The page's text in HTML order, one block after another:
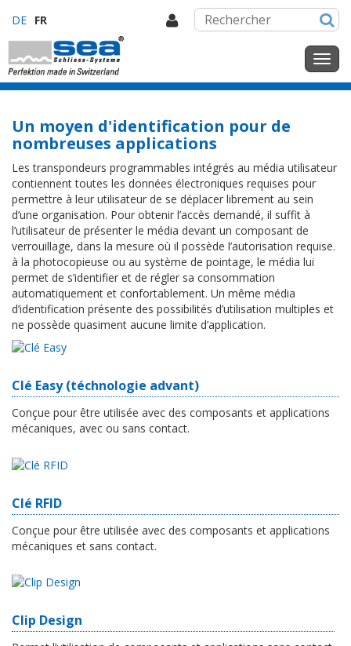
DE FR
Un moyen d'identification pour de
nombreuses applications
Les transpondeurs programmables intégrés au média utilisateur
contiennent toutes les données électroniques requises pour
permettre à leur utilisateur de se déplacer librement au sein
d’une organisation. Pour obtenir l’accès demandé, il suffit à
l’utilisateur de présenter le média devant un composant de
verrouillage, dans la mesure où il possède l’autorisation requise.
à la photocopieuse ou au système de pointage, le média lui
permet de s’identifier et de régler sa consommation
automatiquement et confortablement. Un même média
d’identification présente des possibilités d’utilisation multiples et
ne possède quasiment aucune limite d’application.
Clé Easy (téchnologie advant)
Conçue pour être utilisée avec des composants et applications
mécaniques, avec ou sans contact.
Clé RFID
Conçue pour être utilisée avec des composants et applications
mécaniques et sans contact.
Clip Design